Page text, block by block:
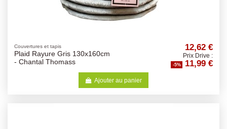
Couvertures et tapis
Plaid Rayure Gris 130x160cm
- Chantal Thomass
12,62 €
Prix Drive :
-5% 11,99 €
Ajouter au panier